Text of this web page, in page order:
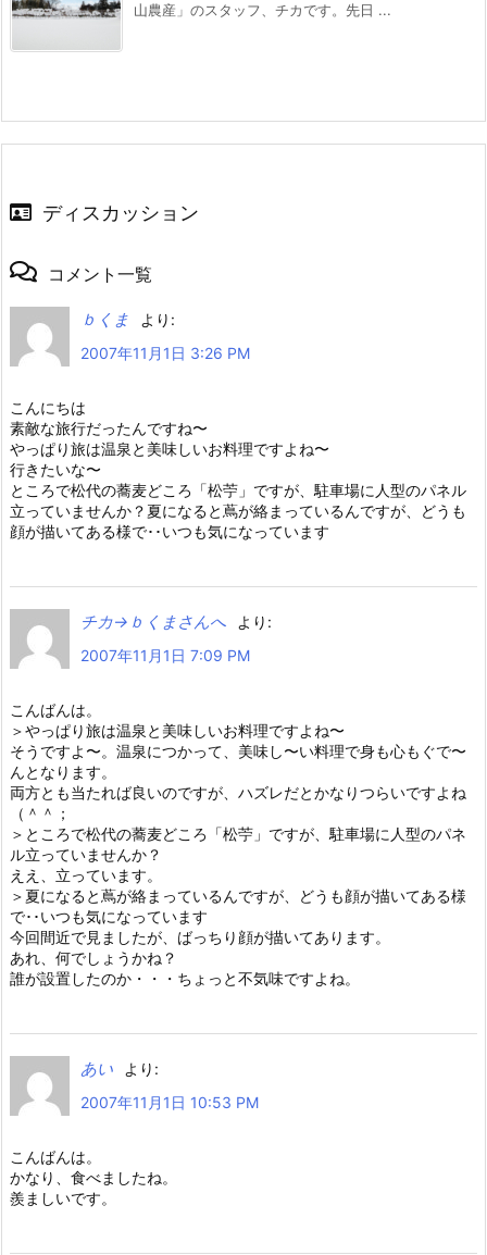
山農産」のスタッフ、チカです。先日 ...
ディスカッション
コメント一覧
ｂくま
より:
2007年11月1日 3:26 PM
こんにちは
素敵な旅行だったんですね〜
やっぱり旅は温泉と美味しいお料理ですよね〜
行きたいな〜
ところで松代の蕎麦どころ「松苧」ですが、駐車場に人型のパネル
立っていませんか？夏になると蔦が絡まっているんですが、どうも
顔が描いてある様で･･いつも気になっています
チカ→ｂくまさんへ
より:
2007年11月1日 7:09 PM
こんばんは。
＞やっぱり旅は温泉と美味しいお料理ですよね〜
そうですよ〜。温泉につかって、美味し〜い料理で身も心もぐで〜
んとなります。
両方とも当たれば良いのですが、ハズレだとかなりつらいですよね
（＾＾；
＞ところで松代の蕎麦どころ「松苧」ですが、駐車場に人型のパネ
ル立っていませんか？
ええ、立っています。
＞夏になると蔦が絡まっているんですが、どうも顔が描いてある様
で･･いつも気になっています
今回間近で見ましたが、ばっちり顔が描いてあります。
あれ、何でしょうかね？
誰が設置したのか・・・ちょっと不気味ですよね。
あい
より:
2007年11月1日 10:53 PM
こんばんは。
かなり、食べましたね。
羨ましいです。